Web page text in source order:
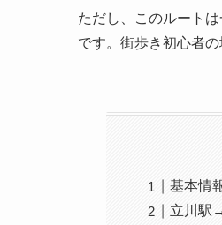
ただし、このルート
です。街歩き初心者
基本情
立川駅